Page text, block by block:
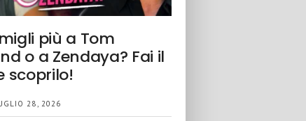
più a Tom
o a Zendaya? Fai il
scoprilo!
28, 2026